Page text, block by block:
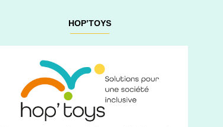
HOP’TOYS